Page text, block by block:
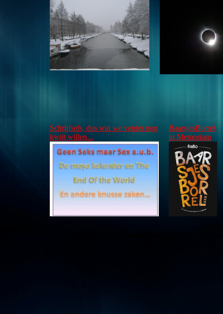
Schrijfsels, dus wat we verder nog
kwijt willen...
BaarsjesBorrel
in Memoriam